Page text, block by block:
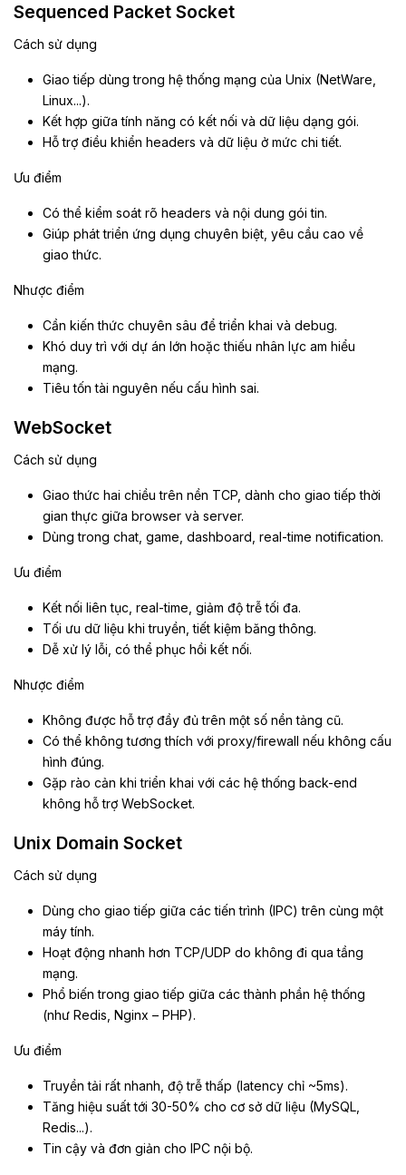
Sequenced Packet Socket
Cách sử dụng
Giao tiếp dùng trong hệ thống mạng của Unix (NetWare,
Linux...).
Kết hợp giữa tính năng có kết nối và dữ liệu dạng gói.
Hỗ trợ điều khiển headers và dữ liệu ở mức chi tiết.
Ưu điểm
Có thể kiểm soát rõ headers và nội dung gói tin.
Giúp phát triển ứng dụng chuyên biệt, yêu cầu cao về
giao thức.
Nhược điểm
Cần kiến thức chuyên sâu để triển khai và debug.
Khó duy trì với dự án lớn hoặc thiếu nhân lực am hiểu
mạng.
Tiêu tốn tài nguyên nếu cấu hình sai.
WebSocket
Cách sử dụng
Giao thức hai chiều trên nền TCP, dành cho giao tiếp thời
gian thực giữa browser và server.
Dùng trong chat, game, dashboard, real-time notification.
Ưu điểm
Kết nối liên tục, real-time, giảm độ trễ tối đa.
Tối ưu dữ liệu khi truyền, tiết kiệm băng thông.
Dễ xử lý lỗi, có thể phục hồi kết nối.
Nhược điểm
Không được hỗ trợ đầy đủ trên một số nền tảng cũ.
Có thể không tương thích với proxy/firewall nếu không cấu
hình đúng.
Gặp rào cản khi triển khai với các hệ thống back-end
không hỗ trợ WebSocket.
Unix Domain Socket
Cách sử dụng
Dùng cho giao tiếp giữa các tiến trình (IPC) trên cùng một
máy tính.
Hoạt động nhanh hơn TCP/UDP do không đi qua tầng
mạng.
Phổ biến trong giao tiếp giữa các thành phần hệ thống
(như Redis, Nginx – PHP).
Ưu điểm
Truyền tải rất nhanh, độ trễ thấp (latency chỉ ~5ms).
Tăng hiệu suất tới 30-50% cho cơ sở dữ liệu (MySQL,
Redis...).
Tin cậy và đơn giản cho IPC nội bộ.